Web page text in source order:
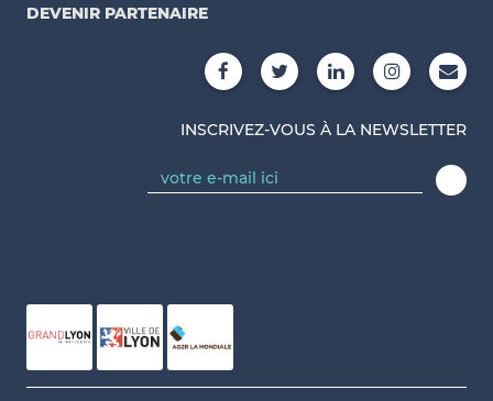
DEVENIR PARTENAIRE
INSCRIVEZ-VOUS À LA NEWSLETTER